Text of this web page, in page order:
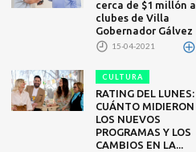
cerca de $1 millón a
clubes de Villa
Gobernador Gálvez
15-04-2021
CULTURA
RATING DEL LUNES:
CUÁNTO MIDIERON
LOS NUEVOS
PROGRAMAS Y LOS
CAMBIOS EN LA...